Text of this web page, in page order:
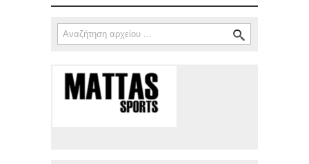
Φόρμα αναζήτησης
Αναζήτηση